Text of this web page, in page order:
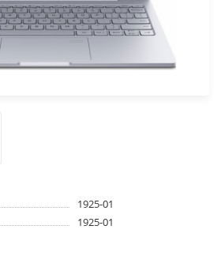
1925-01
1925-01